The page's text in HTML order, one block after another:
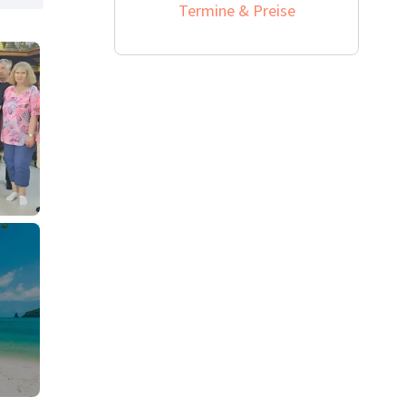
Termine & Preise